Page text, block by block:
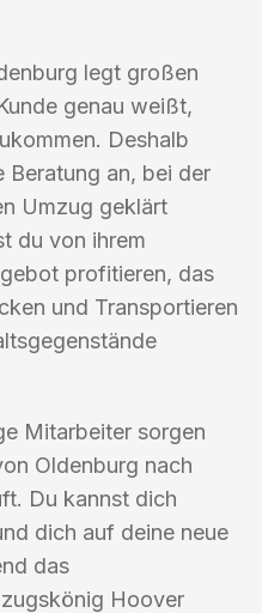
legt großen
genau weißt,
Deshalb
Beratung an, bei der
Umzug geklärt
du von ihrem
profitieren, das
und Transportieren
Mitarbeiter sorgen
Oldenburg nach
Du kannst dich
dich auf deine neue
das
Hoover